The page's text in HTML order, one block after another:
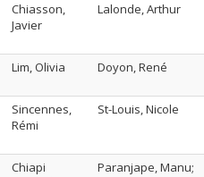
Chiasson,
Javier
Lalonde, Arthur
Lim, Olivia Doyon, René
Sincennes,
Rémi
St-Louis, Nicole
Chiapi
Paranjape, Manu;